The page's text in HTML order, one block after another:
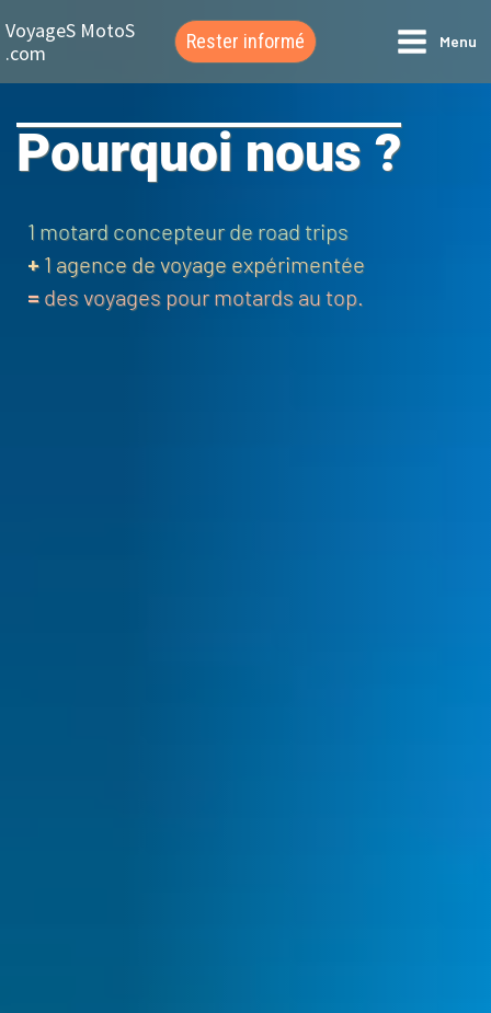
au
VoyageS MotoS
.com
Rester informé Menu
Pourquoi nous ?
1 motard concepteur de road trips
+ 1 agence de voyage expérimentée
= des voyages pour motards au top.